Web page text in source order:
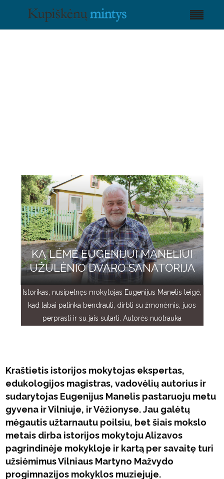
KĄ LĖMĖ EUGENIJUI MANELIUI
UŽULĖNIO DVARO SANATORIJA
Istorikas, nusipelnęs mokytojas Eugenijus Manelis teigė,
kad labai patinka bendrauti, dirbti su žmonėmis, juos
perprasti ir su jais sutarti. Autorės nuotrauka
Kraštietis istorijos mokytojas ekspertas,
edukologijos magistras, vadovėlių autorius ir
sudarytojas Eugenijus Manelis pastaruoju metu
gyvena ir Vilniuje, ir Vėžionyse. Jau galėtų
mėgautis užtarnautu poilsiu, bet šiais mokslo
metais dirba istorijos mokytoju Alizavos
pagrindinėje mokykloje ir kartą per savaitę turi
užsiėmimus Vilniaus Martyno Mažvydo
progimnazijos mokyklos muziejuje.